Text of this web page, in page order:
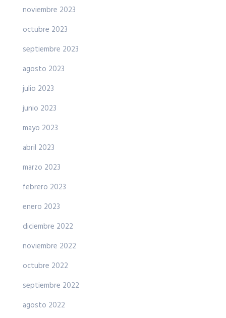
noviembre 2023
octubre 2023
septiembre 2023
agosto 2023
julio 2023
junio 2023
mayo 2023
abril 2023
marzo 2023
febrero 2023
enero 2023
diciembre 2022
noviembre 2022
octubre 2022
septiembre 2022
agosto 2022